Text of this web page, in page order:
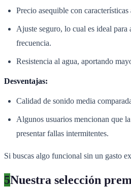
Precio asequible con características
Ajuste seguro, lo cual es ideal para
frecuencia.
Resistencia al agua, aportando
Desventajas:
Calidad de sonido media
Algunos usuarios mencionan que
presentar fallas intermitentes.
Si buscas algo funcional sin un gasto
5Nuestra selección